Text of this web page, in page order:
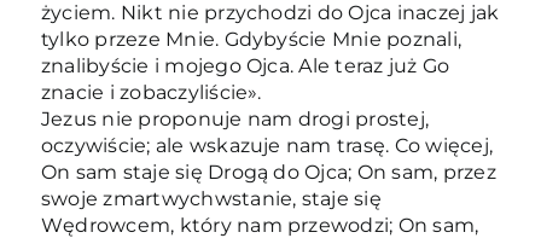
życiem. Nikt nie przychodzi do Ojca inaczej jak
tylko przeze Mnie. Gdybyście Mnie poznali,
znalibyście i mojego Ojca. Ale teraz już Go
znacie i zobaczyliście».
Jezus nie proponuje nam drogi prostej,
oczywiście; ale wskazuje nam trasę. Co więcej,
On sam staje się Drogą do Ojca; On sam, przez
swoje zmartwychwstanie, staje się
Wędrowcem, który nam przewodzi; On sam,